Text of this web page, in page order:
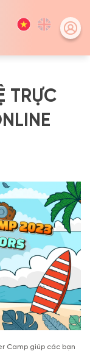
TRỰC
Camp giúp các bạn